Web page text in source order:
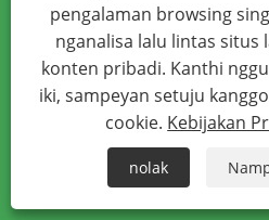
NGUNDHUH
HUBUNGI KITA
Hak Cipta © 2022 Weshine Electric
Transformer, Penguji Hipot, Penguji
Sitemap RSS XML
pengalaman browsing
nganalisa lalu lintas situs
konten pribadi. Kanthi
iki, sampeyan setuju
cookie. Kebijakan
nolak